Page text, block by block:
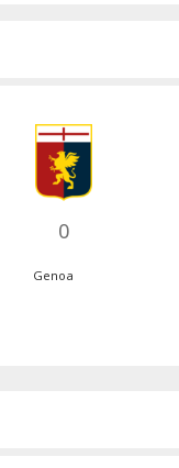
0
Genoa